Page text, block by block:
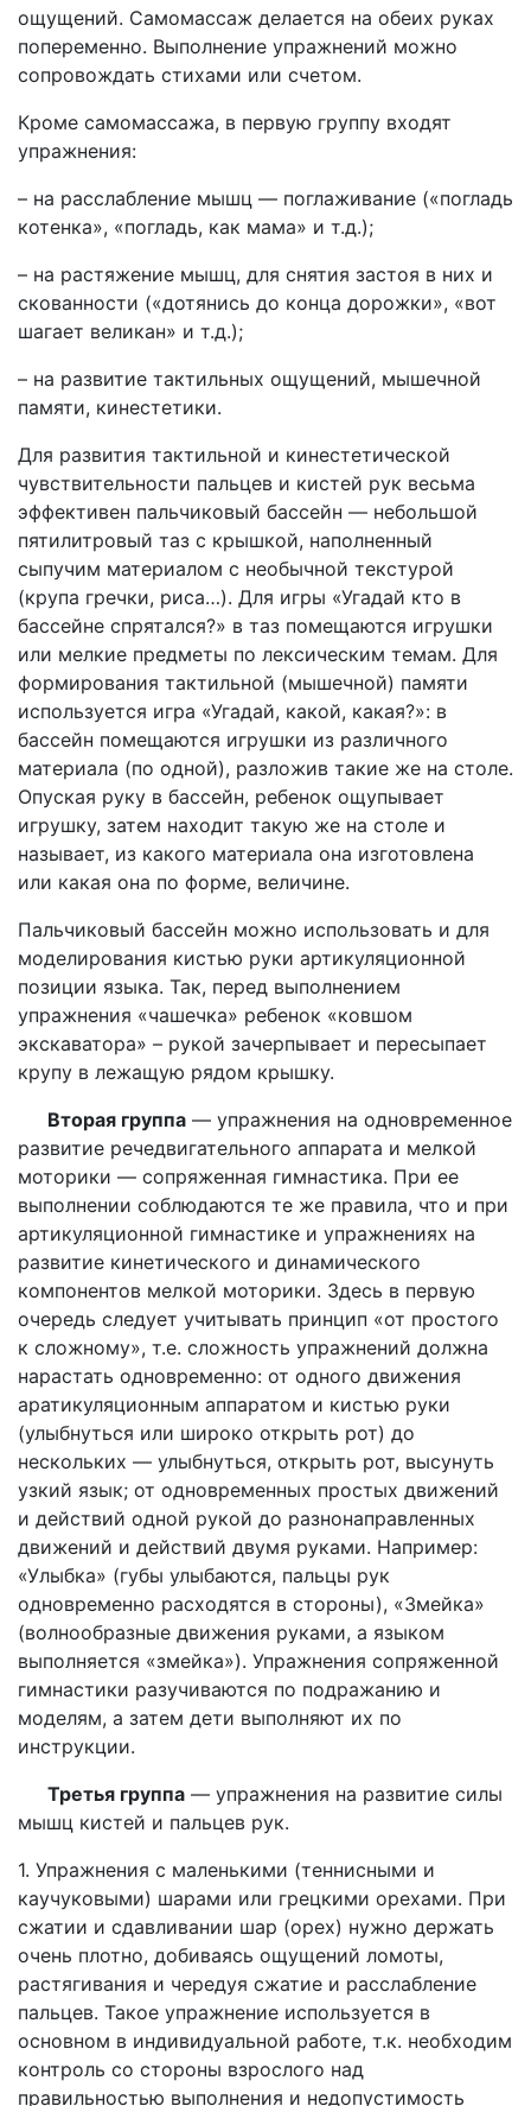
ощущений. Самомассаж делается на обеих руках
попеременно. Выполнение упражнений можно
сопровождать стихами или счетом.
Кроме самомассажа, в первую группу входят
упражнения:
– на расслабление мышц — поглаживание («погладь
котенка», «погладь, как мама» и т.д.);
– на растяжение мышц, для снятия застоя в них и
скованности («дотянись до конца дорожки», «вот
шагает великан» и т.д.);
– на развитие тактильных ощущений, мышечной
памяти, кинестетики.
Для развития тактильной и кинестетической
чувствительности пальцев и кистей рук весьма
эффективен пальчиковый бассейн — небольшой
пятилитровый таз с крышкой, наполненный
сыпучим материалом с необычной текстурой
(крупа гречки, риса…). Для игры «Угадай кто в
бассейне спрятался?» в таз помещаются игрушки
или мелкие предметы по лексическим темам. Для
формирования тактильной (мышечной) памяти
используется игра «Угадай, какой, какая?»: в
бассейн помещаются игрушки из различного
материала (по одной), разложив такие же на столе.
Опуская руку в бассейн, ребенок ощупывает
игрушку, затем находит такую же на столе и
называет, из какого материала она изготовлена
или какая она по форме, величине.
Пальчиковый бассейн можно использовать и для
моделирования кистью руки артикуляционной
позиции языка. Так, перед выполнением
упражнения «чашечка» ребенок «ковшом
экскаватора» – рукой зачерпывает и пересыпает
крупу в лежащую рядом крышку.
Вторая группа — упражнения на одновременное
развитие речедвигательного аппарата и мелкой
моторики — сопряженная гимнастика. При ее
выполнении соблюдаются те же правила, что и при
артикуляционной гимнастике и упражнениях на
развитие кинетического и динамического
компонентов мелкой моторики. Здесь в первую
очередь следует учитывать принцип «от простого
к сложному», т.е. сложность упражнений должна
нарастать одновременно: от одного движения
аратикуляционным аппаратом и кистью руки
(улыбнуться или широко открыть рот) до
нескольких — улыбнуться, открыть рот, высунуть
узкий язык; от одновременных простых движений
и действий одной рукой до разнонаправленных
движений и действий двумя руками. Например:
«Улыбка» (губы улыбаются, пальцы рук
одновременно расходятся в стороны), «Змейка»
(волнообразные движения руками, а языком
выполняется «змейка»). Упражнения сопряженной
гимнастики разучиваются по подражанию и
моделям, а затем дети выполняют их по
инструкции.
Третья группа — упражнения на развитие силы
мышц кистей и пальцев рук.
1. Упражнения с маленькими (теннисными и
каучуковыми) шарами или грецкими орехами. При
сжатии и сдавливании шар (орех) нужно держать
очень плотно, добиваясь ощущений ломоты,
растягивания и чередуя сжатие и расслабление
пальцев. Такое упражнение используется в
основном в индивидуальной работе, т.к. необходим
контроль со стороны взрослого над
правильностью выполнения и недопустимость